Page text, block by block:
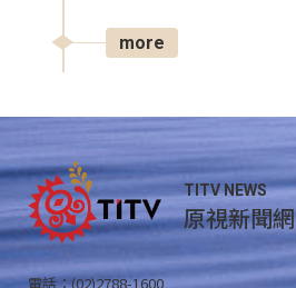
more
TITV NEWS
原視新聞網
電話：(02)2788-1600